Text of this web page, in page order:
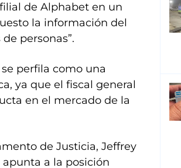
de Alphabet en un
la información del
personas”.
perfila como una
ya que el fiscal general
en el mercado de la
de Justicia, Jeffrey
a la posición